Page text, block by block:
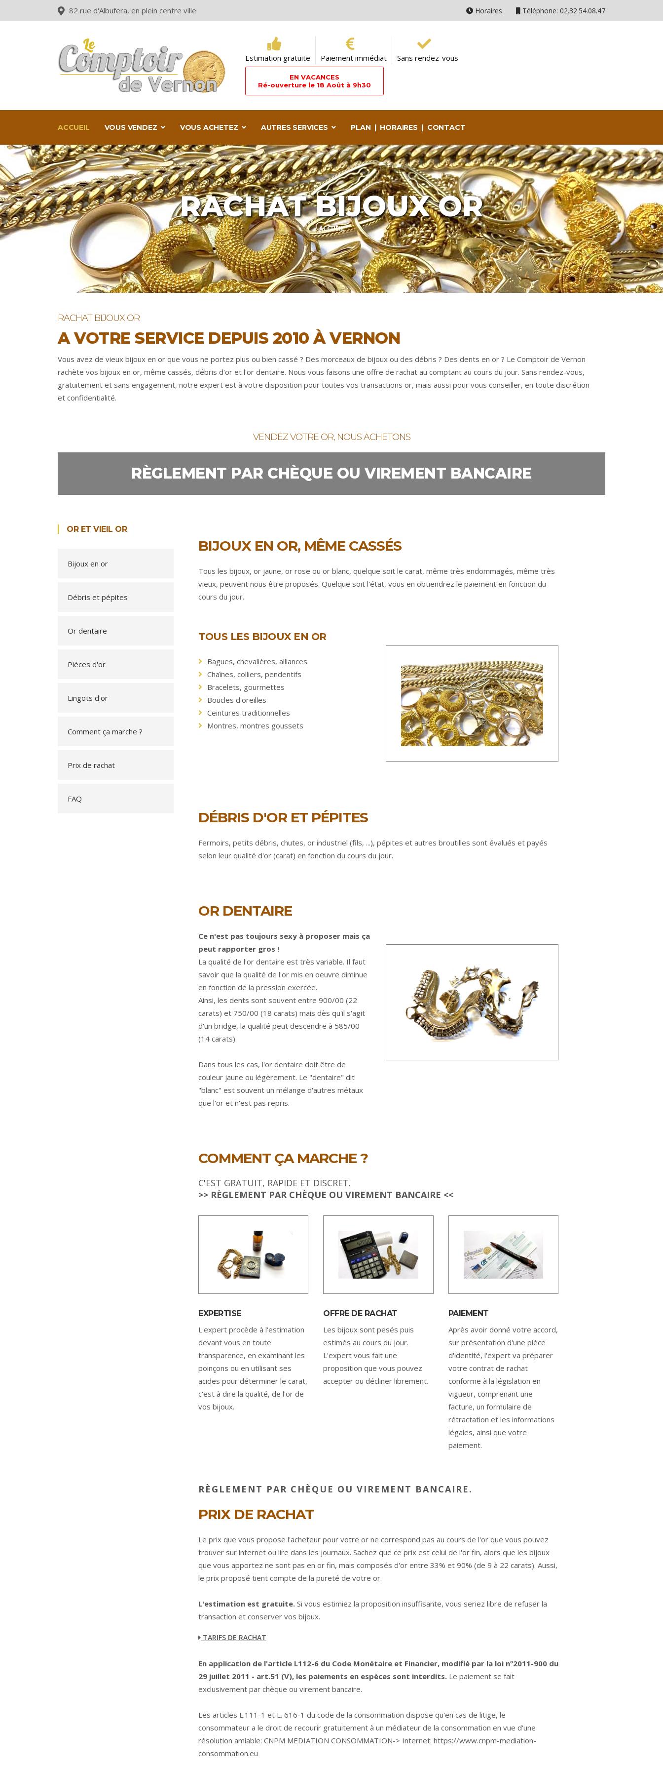
82 rue d'Albufera, en plein centre ville Horaires Téléphone: 02.32.54.08.47
Estimation gratuite Paiement immédiat Sans rendez-vous
EN VACANCES
Ré-ouverture le 18 Août à 9h30
ACCUEIL VOUS VENDEZ VOUS ACHETEZ AUTRES SERVICES PLAN | HORAIRES | CONTACT
RACHAT BIJOUX OR
ACCUEIL
RACHAT BIJOUX OR
A VOTRE SERVICE DEPUIS 2010 À VERNON
Vous avez de vieux bijoux en or que vous ne portez plus ou bien cassé ? Des morceaux de bijoux ou des débris ? Des dents en or ? Le Comptoir de Vernon
rachète vos bijoux en or, même cassés, débris d'or et l'or dentaire. Nous vous faisons une offre de rachat au comptant au cours du jour. Sans rendez-vous,
gratuitement et sans engagement, notre expert est à votre disposition pour toutes vos transactions or, mais aussi pour vous conseiller, en toute discrétion
et confidentialité.
VENDEZ VOTRE OR, NOUS ACHETONS
RÈGLEMENT PAR CHÈQUE OU VIREMENT BANCAIRE
OR ET VIEIL OR
Bijoux en or
Débris et pépites
Or dentaire
Pièces d'or
Lingots d'or
Comment ça marche ?
Prix de rachat
FAQ
BIJOUX EN OR, MÊME CASSÉS
Tous les bijoux, or jaune, or rose ou or blanc, quelque soit le carat, même très endommagés, même très
vieux, peuvent nous être proposés. Quelque soit l'état, vous en obtiendrez le paiement en fonction du
cours du jour.
TOUS LES BIJOUX EN OR
Bagues, chevalières, alliances
Chaînes, colliers, pendentifs
Bracelets, gourmettes
Boucles d'oreilles
Ceintures traditionnelles
Montres, montres goussets
DÉBRIS D'OR ET PÉPITES
Fermoirs, petits débris, chutes, or industriel (fils, ...), pépites et autres broutilles sont évalués et payés
selon leur qualité d'or (carat) en fonction du cours du jour.
OR DENTAIRE
Ce n'est pas toujours sexy à proposer mais ça
peut rapporter gros !
La qualité de l'or dentaire est très variable. Il faut
savoir que la qualité de l'or mis en oeuvre diminue
en fonction de la pression exercée.
Ainsi, les dents sont souvent entre 900/00 (22
carats) et 750/00 (18 carats) mais dès qu'il s'agit
d'un bridge, la qualité peut descendre à 585/00
(14 carats).
Dans tous les cas, l'or dentaire doit être de
couleur jaune ou légèrement. Le "dentaire" dit
"blanc" est souvent un mélange d'autres métaux
que l'or et n'est pas repris.
COMMENT ÇA MARCHE ?
C'EST GRATUIT, RAPIDE ET DISCRET.
>> RÈGLEMENT PAR CHÈQUE OU VIREMENT BANCAIRE <<
EXPERTISE
L'expert procède à l'estimation
devant vous en toute
transparence, en examinant les
poinçons ou en utilisant ses
acides pour déterminer le carat,
c'est à dire la qualité, de l'or de
vos bijoux.
OFFRE DE RACHAT
Les bijoux sont pesés puis
estimés au cours du jour.
L'expert vous fait une
proposition que vous pouvez
accepter ou décliner librement.
PAIEMENT
Après avoir donné votre accord,
sur présentation d'une pièce
d'identité, l'expert va préparer
votre contrat de rachat
conforme à la législation en
vigueur, comprenant une
facture, un formulaire de
rétractation et les informations
légales, ainsi que votre
paiement.
RÈGLEMENT PAR CHÈQUE OU VIREMENT BANCAIRE.
PRIX DE RACHAT
Le prix que vous propose l'acheteur pour votre or ne correspond pas au cours de l'or que vous pouvez
trouver sur internet ou lire dans les journaux. Sachez que ce prix est celui de l'or fin, alors que les bijoux
que vous apportez ne sont pas en or fin, mais composés d'or entre 33% et 90% (de 9 à 22 carats). Aussi,
le prix proposé tient compte de la pureté de votre or.
L'estimation est gratuite. Si vous estimiez la proposition insuffisante, vous seriez libre de refuser la
transaction et conserver vos bijoux.
TARIFS DE RACHAT
En application de l'article L112-6 du Code Monétaire et Financier, modifié par la loi nº2011-900 du
29 juillet 2011 - art.51 (V), les paiements en espèces sont interdits. Le paiement se fait
exclusivement par chèque ou virement bancaire.
Les articles L.111-1 et L. 616-1 du code de la consommation dispose qu'en cas de litige, le
consommateur a le droit de recourir gratuitement à un médiateur de la consommation en vue d'une
résolution amiable: CNPM MEDIATION CONSOMMATION-> Internet: https://www.cnpm-mediation-
consommation.eu